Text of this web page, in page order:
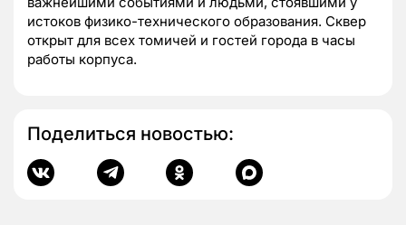
истоков физико-технического образования. Сквер
открыт для всех томичей и гостей города в часы
работы корпуса.
Поделиться новостью: